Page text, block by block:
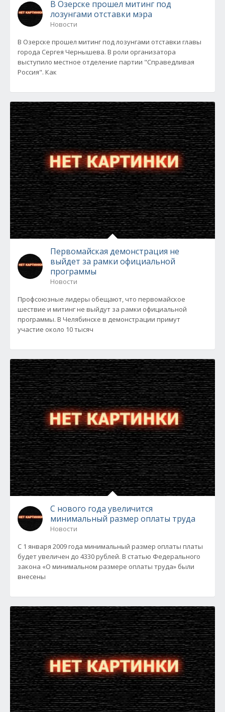
В Озерске прошел митинг под
лозунгами отставки мэра
Новости
В Озерске прошел митинг под лозунгами отставки главы
города Сергея Чернышева. В роли организатора
выступило местное отделение партии "Справедливая
Россия". Как
Первомайская демонстрация не
выйдет за рамки официальной
программы
Новости
Профсоюзные лидеры обещают, что первомайское
шествие и митинг не выйдут за рамки официальной
программы. В Челябинске в демонстрации примут
участие около 10 тысяч
С нового года увеличится
минимальный размер оплаты труда
Новости
С 1 января 2009 года минимальный размер оплаты платы
будет увеличен до 4330 рублей. В статью Федерального
закона «О минимальном размере оплаты труда» были
внесены